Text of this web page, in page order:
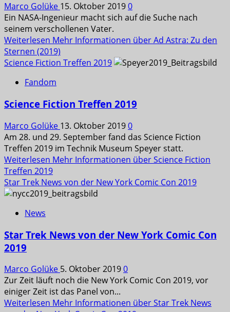
Marco Golüke 15. Oktober 20190
Ein NASA-Ingenieur macht sich auf die Suche nach
seinem verschollenen Vater.
Weiterlesen Mehr Informationen über Ad Astra: Zu den
Sternen (2019)
Science Fiction Treffen 2019
Fandom
Science Fiction Treffen 2019
Marco Golüke 13. Oktober 20190
Am 28. und 29. September fand das Science Fiction
Treffen 2019 im Technik Museum Speyer statt.
Weiterlesen Mehr Informationen über Science Fiction
Treffen 2019
Star Trek News von der New York Comic Con 2019
News
Star Trek News von der New York Comic Con
2019
Marco Golüke 5. Oktober 20190
Zur Zeit läuft noch die New York Comic Con 2019, vor
einiger Zeit ist das Panel von...
Weiterlesen Mehr Informationen über Star Trek News